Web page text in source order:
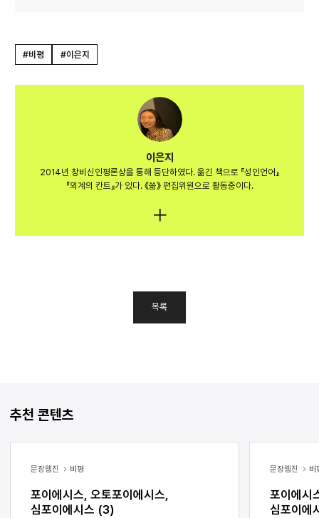
#비평 #이은지
이은지
2014년 창비신인평론상을 통해 등단하였다. 옮긴 책으로 『성인언어』
『외계의 칸트』가 있다. 《쓺》 편집위원으로 활동중이다.
목록
추천 콘텐츠
문장웹진 비평
포이에시스, 오토포이에시스,
심포이에시스 (3)
문장웹진 비
포이에시
심포이에